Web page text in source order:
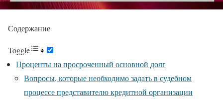
Содержание
Toggle
Проценты на просроченный основной долг
Вопросы, которые необходимо задать в судебном
процессе представителю кредитной организации